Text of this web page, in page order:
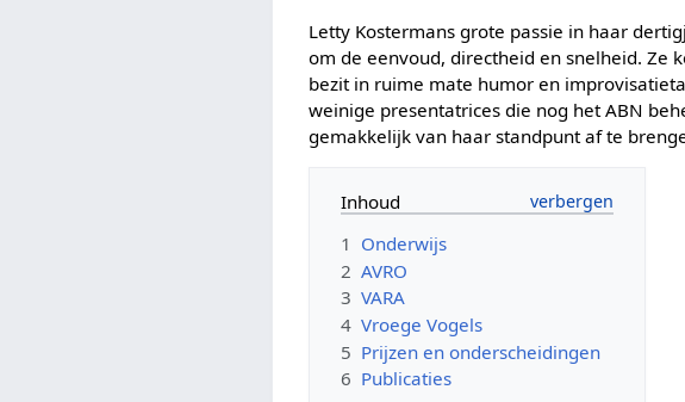
Letty Kostermans grote passie in haar
om de eenvoud, directheid en snelheid. Ze
bezit in ruime mate humor en
weinige presentatrices die nog het ABN
gemakkelijk van haar standpunt af te
Inhoud
1 Onderwijs
2 AVRO
3 VARA
4 Vroege Vogels
5 Prijzen en onderscheidingen
6 Publicaties